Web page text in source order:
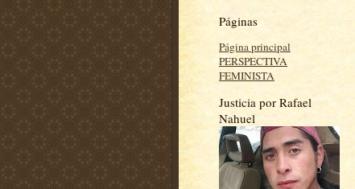
Páginas
Página principal
PERSPECTIVA
FEMINISTA
Justicia por Rafael
Nahuel